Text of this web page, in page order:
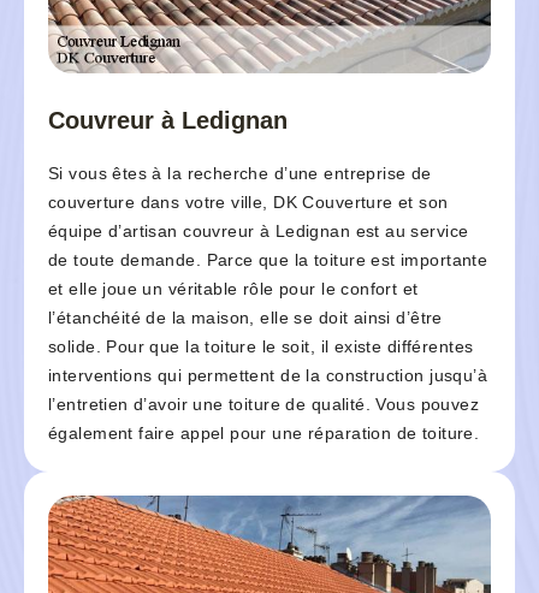
Couvreur à Ledignan
Si vous êtes à la recherche d’une entreprise de
couverture dans votre ville, DK Couverture et son
équipe d’artisan couvreur à Ledignan est au service
de toute demande. Parce que la toiture est importante
et elle joue un véritable rôle pour le confort et
l’étanchéité de la maison, elle se doit ainsi d’être
solide. Pour que la toiture le soit, il existe différentes
interventions qui permettent de la construction jusqu’à
l’entretien d’avoir une toiture de qualité. Vous pouvez
également faire appel pour une réparation de toiture.